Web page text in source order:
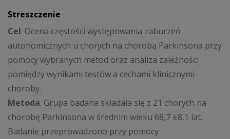
Streszczenie
Cel. Ocena częstości występowania zaburzeń
autonomicznych u chorych na chorobą Parkinsona przy
pomocy wybranych metod oraz analiza zależności
pomiędzy wynikami testów a cechami klinicznymi
choroby.
Metoda. Grupa badana składała się z 21 chorych na
chorobę Parkinsona w średnim wieku 68,7 ±8,1 lat.
Badanie przeprowadzono przy pomocy